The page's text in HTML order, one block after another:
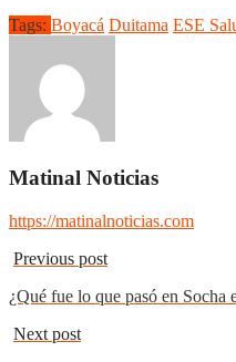
Tags: Boyacá Duitama ESE
Matinal Noticias
https://matinalnoticias.com
Previous post
¿Qué fue lo que pasó en
Next post